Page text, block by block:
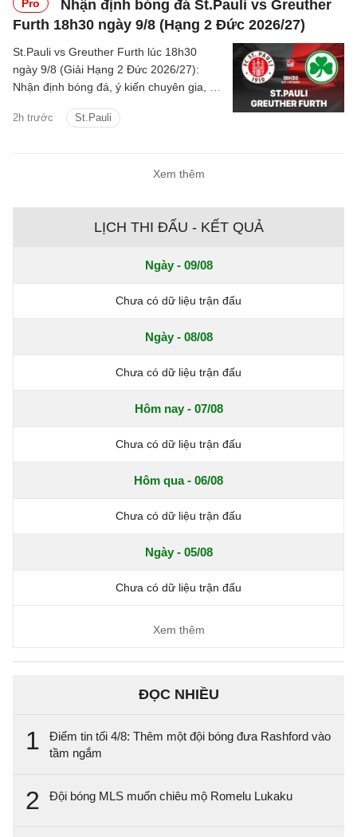
Pro
Nhận định bóng đá St.Pauli vs Greuther
Furth 18h30 ngày 9/8 (Hạng 2 Đức 2026/27)
2h trước St.Pauli
St.Pauli vs Greuther Furth lúc 18h30
ngày 9/8 (Giải Hạng 2 Đức 2026/27):
Nhận định bóng đá, ý kiến chuyên gia, dự
đấu chi tiết.
Xem thêm
LỊCH THI ĐẤU - KẾT QUẢ
Ngày - 09/08
Chưa có dữ liệu trận đấu
Ngày - 08/08
Chưa có dữ liệu trận đấu
Hôm nay - 07/08
Chưa có dữ liệu trận đấu
Hôm qua - 06/08
Chưa có dữ liệu trận đấu
Ngày - 05/08
Chưa có dữ liệu trận đấu
Xem thêm
ĐỌC NHIỀU
1
Điểm tin tối 4/8: Thêm một đội bóng đưa Rashford vào
tầm ngắm
2 Đội bóng MLS muốn chiêu mộ Romelu Lukaku